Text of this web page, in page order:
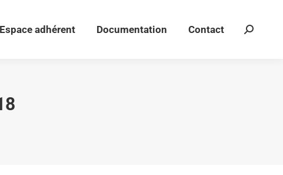
Espace adhérent Documentation Contact